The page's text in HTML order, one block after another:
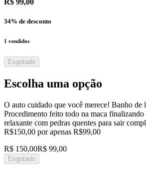
34% de desconto
1 vendidos
Esgotado
Escolha uma opção
O auto cuidado que você merece! Banho de
Procedimento feito todo na maca finalizando
relaxante com pedras quentes para sair
R$150,00 por apenas R$99,00
R$ 150,00R$ 99,00
Esgotado